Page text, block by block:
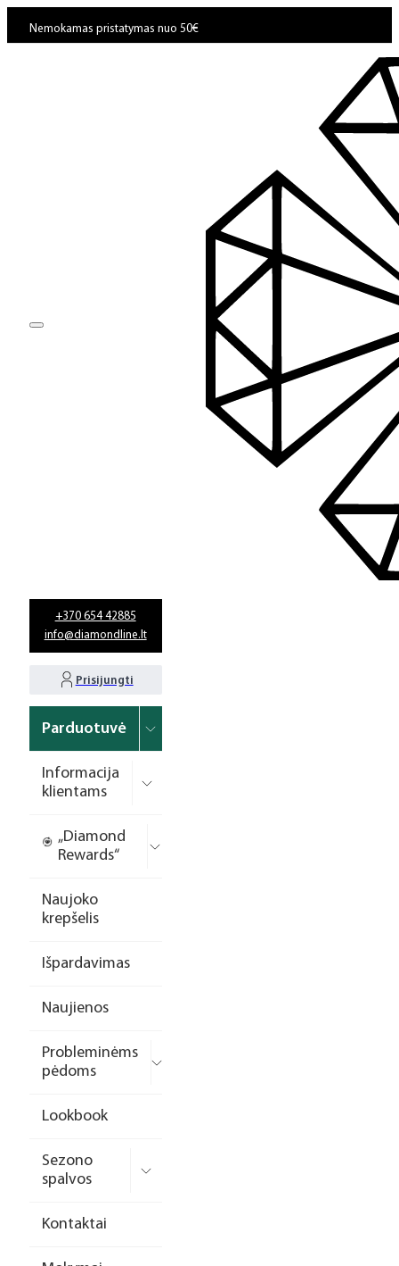
Nemokamas pristatymas nuo 50€
+370 654 42885
info@diamondline.lt
Prisijungti
Parduotuvė
Informacija
klientams
„Diamond
Rewards“
Naujoko
krepšelis
Išpardavimas
Naujienos
Probleminėms
pėdoms
Lookbook
Sezono
spalvos
Kontaktai